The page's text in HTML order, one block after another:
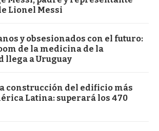
Lionel Messi
y obsesionados con el futuro:
de la medicina de la
llega a Uruguay
construcción del edificio más
Latina: superará los 470